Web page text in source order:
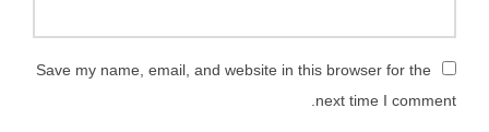
Save my name, email, and website in this browser for the
next time I comment.